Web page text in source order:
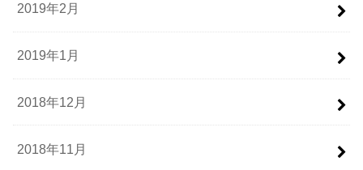
2019年2月
2019年1月
2018年12月
2018年11月